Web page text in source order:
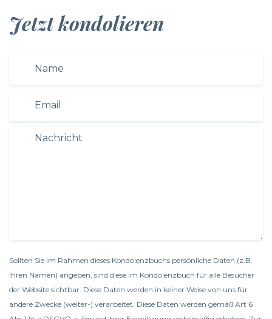
Jetzt kondolieren
Sollten Sie im Rahmen dieses Kondolenzbuchs persönliche Daten (z.B.
Ihren Namen) angeben, sind diese im Kondolenzbuch für alle Besucher
der Website sichtbar. Diese Daten werden in keiner Weise von uns für
andere Zwecke (weiter-) verarbeitet. Diese Daten werden gemäß Art 6